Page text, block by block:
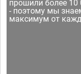
прошили более 10
- поэтому мы
максимум от